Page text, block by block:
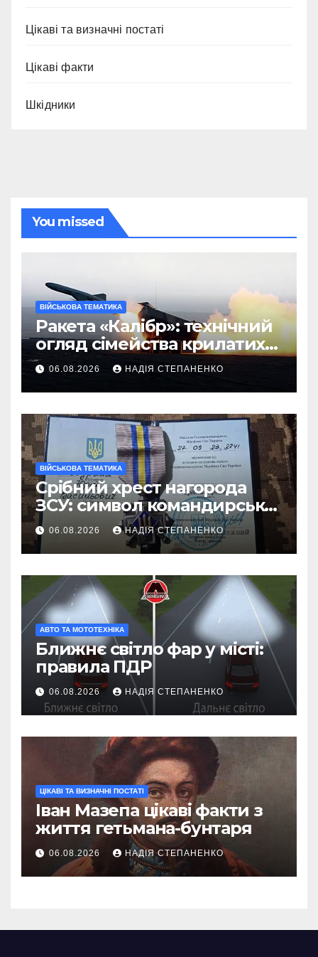
Цікаві та визначні постаті
Цікаві факти
Шкідники
You missed
ВІЙСЬКОВА ТЕМАТИКА
Ракета «Калібр»: технічний
огляд сімейства крилатих
ракет
06.08.2026 НАДІЯ СТЕПАНЕНКО
ВІЙСЬКОВА ТЕМАТИКА
Срібний хрест нагорода
ЗСУ: символ командирської
майстерності
06.08.2026 НАДІЯ СТЕПАНЕНКО
АВТО ТА МОТОТЕХНІКА
Ближнє світло фар у місті:
правила ПДР
06.08.2026 НАДІЯ СТЕПАНЕНКО
ЦІКАВІ ТА ВИЗНАЧНІ ПОСТАТІ
Іван Мазепа цікаві факти з
життя гетьмана-бунтаря
06.08.2026 НАДІЯ СТЕПАНЕНКО